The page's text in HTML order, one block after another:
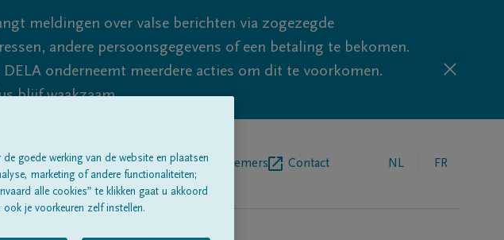
meldingen over valse berichten via zogezegde
andere persoonsgegevens of een betaling te bekomen.
onderneemt meerdere acties om dit te voorkomen.
blijf waakzaam.
rouwberichtenOver onsBegrafenisondernemers Contact NL FR
goede werking van de website en plaatsen
marketing of andere functionaliteiten;
alle cookies” te klikken gaat u akkoord
je voorkeuren zelf instellen.